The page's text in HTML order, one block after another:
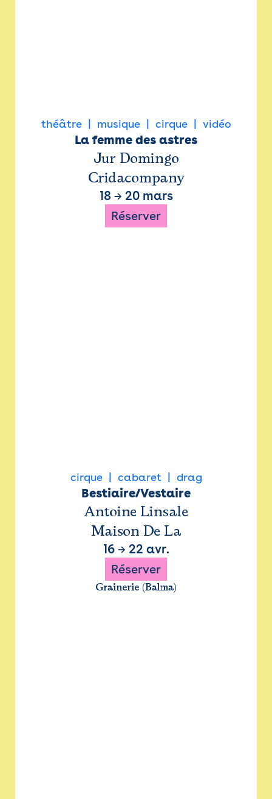
théâtre musique cirque vidéo
La femme des astres
Jur Domingo
Cridacompany
18 → 20 mars
Réserver
cirque cabaret drag
Bestiaire/Vestaire
Antoine Linsale
Maison De La
16→ 22 avr.
Réserver
Grainerie (Balma)